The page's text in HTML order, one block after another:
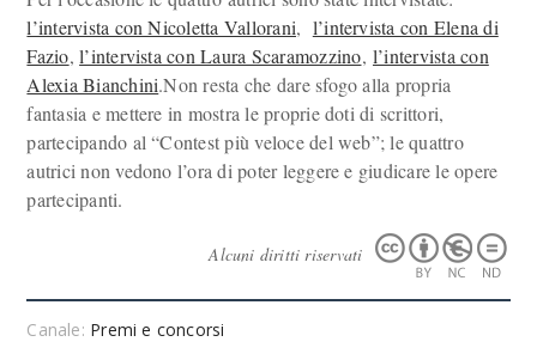
l’intervista con Nicoletta Vallorani, l’intervista con Elena di
Fazio,l’intervista con Laura Scaramozzino, l’intervista con
Alexia Bianchini.Non resta che dare sfogo alla propria
fantasia e mettere in mostra le proprie doti di scrittori,
partecipando al “Contest più veloce del web”; le quattro
autrici non vedono l’ora di poter leggere e giudicare le opere
partecipanti.
Alcuni diritti riservati
Canale: Premi e concorsi